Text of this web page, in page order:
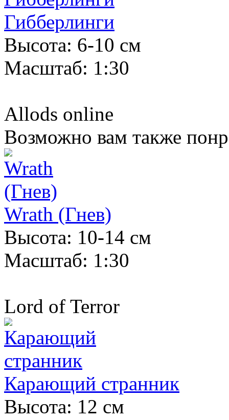
Гибберлинги
Высота: 6-10 см
Масштаб: 1:30
Allods online
Возможно вам также
Wrath (Гнев)
Высота: 10-14 см
Масштаб: 1:30
Lord of Terror
Карающий странник
Высота: 12 см